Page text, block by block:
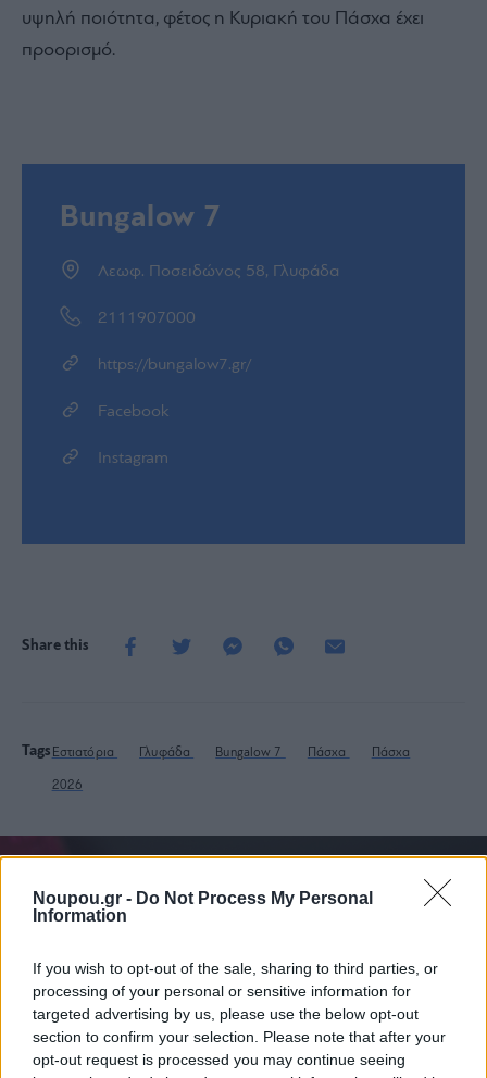
Noupou.gr - Do Not Process My Personal
Information
If you wish to opt-out of the sale, sharing to third parties, or
processing of your personal or sensitive information for
targeted advertising by us, please use the below opt-out
section to confirm your selection. Please note that after your
opt-out request is processed you may continue seeing
υψηλή ποιότητα, φέτος η Κυριακή του Πάσχα έχει
προορισμό.
Bungalow 7
Λεωφ. Ποσειδώνος 58, Γλυφάδα
2111907000
https://bungalow7.gr/
Facebook
Instagram
Share this
Tags Εστιατόρια Γλυφάδα Bungalow 7 Πάσχα Πάσχα
2026
Ποιος είναι ο καλύτερος
τρόπος να κρυώσεις το κρασί
σου;